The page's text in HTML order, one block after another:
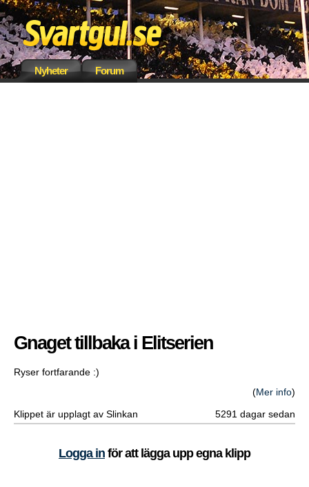
Nyheter Forum
Gnaget tillbaka i Elitserien
Ryser fortfarande :)
(Mer info)
Klippet är upplagt av Slinkan
5291 dagar sedan
Logga in för att lägga upp egna klipp